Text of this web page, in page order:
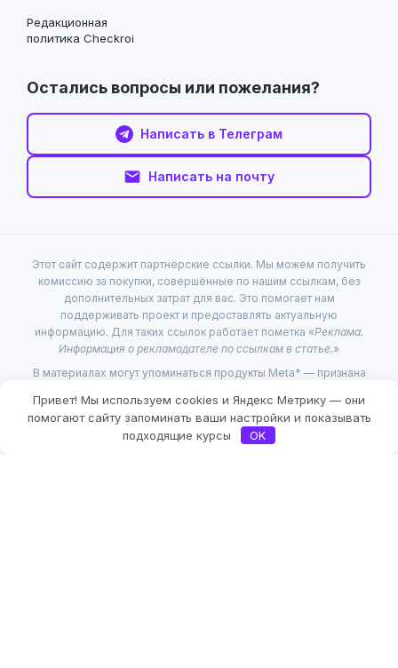
Редакционная
политика Checkroi
Остались вопросы или пожелания?
Написать в Телеграм
Написать на почту
Этот сайт содержит партнёрские ссылки. Мы можем получить
комиссию за покупки, совершённые по нашим ссылкам, без
дополнительных затрат для вас. Это помогает нам
поддерживать проект и предоставлять актуальную
информацию. Для таких ссылок работает пометка «Реклама.
Информация о рекламодателе по ссылкам в статье.»
В материалах могут упоминаться продукты Meta* — признана
продукты Instagram и Facebook (инстаграм и фейсбук) также
запрещены на территории РФ.
Любое использование либо копирование материалов или
Привет! Мы используем cookies и Яндекс Метрику — они
помогают сайту запоминать ваши настройки и показывать
подходящие курсы
OK